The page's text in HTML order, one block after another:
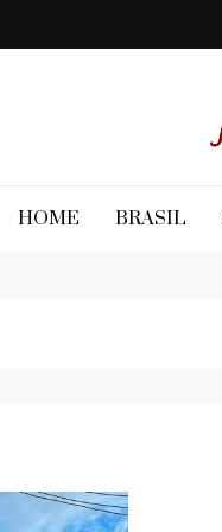
HOME BRASIL